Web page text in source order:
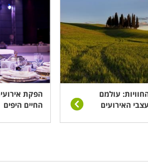
כמו עיתונות, קריינות או תקשורת
אינטראקטיבית, וכן שימוש יעיל
בה אנו בוחרים לרכוש מוצר מסוים,
לפרסום, אשר יגלו לכם את סודות
ולמקצוע לכל החיים.
וממותג. רבים אשר אינם מעוניינים
עולמם
האירועים
הפקת
החיים היפים